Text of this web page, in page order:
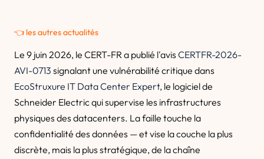
👈 les autres actualités
Le 9 juin 2026, le CERT-FR a publié l'avis CERTFR-2026-
AVI-0713 signalant une vulnérabilité critique dans
EcoStruxure IT Data Center Expert, le logiciel de
Schneider Electric qui supervise les infrastructures
physiques des datacenters. La faille touche la
confidentialité des données — et vise la couche la plus
discrète, mais la plus stratégique, de la chaîne